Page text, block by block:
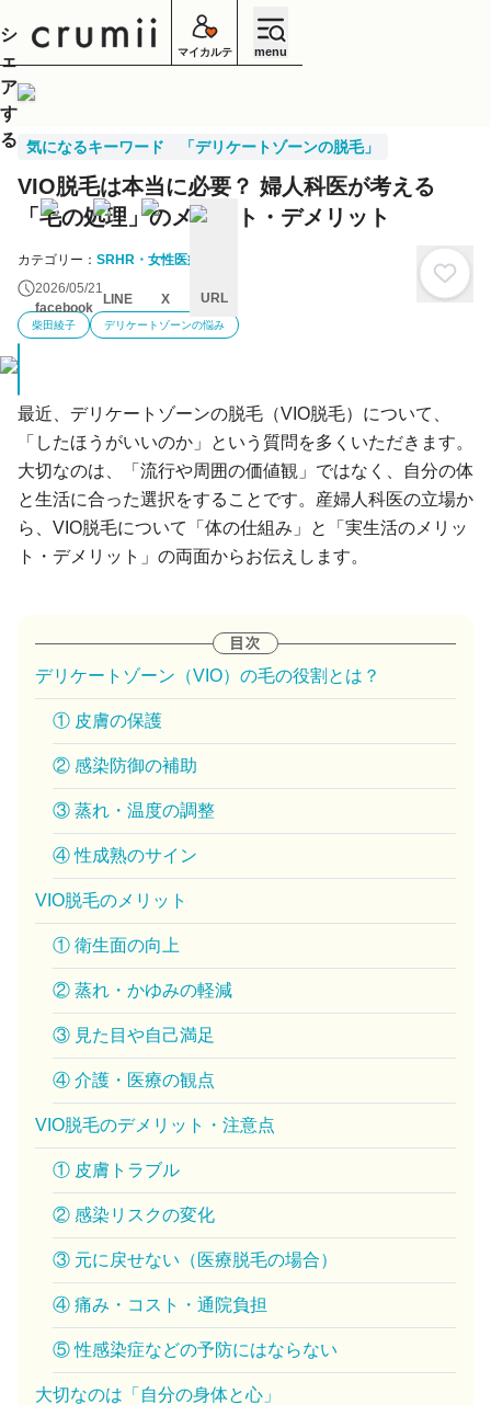
マイカルテ menu
気になるキーワード 「デリケートゾーンの脱毛」
VIO脱毛は本当に必要？ 婦人科医が考える
「毛の処理」のメリット・デメリット
カテゴリー： SRHR・女性医療
2026/05/21
柴田綾子 デリケートゾーンの悩み
最近、デリケートゾーンの脱毛（VIO脱毛）について、
「したほうがいいのか」という質問を多くいただきます。
大切なのは、「流行や周囲の価値観」ではなく、自分の体
と生活に合った選択をすることです。産婦人科医の立場か
ら、VIO脱毛について「体の仕組み」と「実生活のメリッ
ト・デメリット」の両面からお伝えします。
デリケートゾーン（VIO）の毛の役割とは？
① 皮膚の保護
② 感染防御の補助
③ 蒸れ・温度の調整
④ 性成熟のサイン
VIO脱毛のメリット
① 衛生面の向上
② 蒸れ・かゆみの軽減
③ 見た目や自己満足
④ 介護・医療の観点
VIO脱毛のデメリット・注意点
① 皮膚トラブル
② 感染リスクの変化
③ 元に戻せない（医療脱毛の場合）
④ 痛み・コスト・通院負担
⑤ 性感染症などの予防にはならない
大切なのは「自分の身体と心」
シ
ェ
ア
す
る
facebook
LINE X URL
キ
ン
ル